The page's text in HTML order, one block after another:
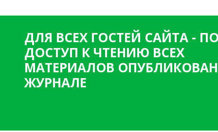
ДЛЯ ВСЕХ ГОСТЕЙ САЙТА -
ДОСТУП К ЧТЕНИЮ ВСЕХ
МАТЕРИАЛОВ
ЖУРНАЛЕ